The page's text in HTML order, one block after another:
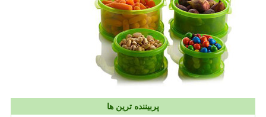
پربیننده ترین ها